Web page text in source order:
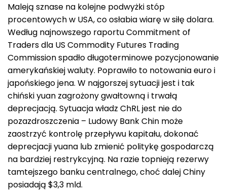
Maleją sznase na kolejne podwyżki stóp
procentowych w USA, co osłabia wiarę w siłę dolara.
Według najnowszego raportu Commitment of
Traders dla US Commodity Futures Trading
Commission spadło długoterminowe pozycjonowanie
amerykańskiej waluty. Poprawiło to notowania euro i
japońskiego jena. W najgorszej sytuacji jest i tak
chiński yuan zagrożony gwałtowną i trwałą
deprecjacją. Sytuacja władz ChRL jest nie do
pozazdroszczenia – Ludowy Bank Chin może
zaostrzyć kontrolę przepływu kapitału, dokonać
deprecjacji yuana lub zmienić politykę gospodarczą
na bardziej restrykcyjną. Na razie topnieją rezerwy
tamtejszego banku centralnego, choć dalej Chiny
posiadają $3,3 mld.